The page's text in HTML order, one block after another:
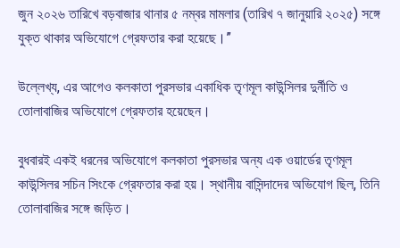
জুন ২০২৬ তারিখে বড়বাজার থানার ৫ নম্বর মামলার (তারিখ ৭ জানুয়ারি ২০২৫) সঙ্গে
যুক্ত থাকার অভিযোগে গ্রেফতার করা হয়েছে।”
উল্লেখ্য, এর আগেও কলকাতা পুরসভার একাধিক তৃণমূল কাউন্সিলর দুর্নীতি ও
তোলাবাজির অভিযোগে গ্রেফতার হয়েছেন।
বুধবারই একই ধরনের অভিযোগে কলকাতা পুরসভার অন্য এক ওয়ার্ডের তৃণমূল
কাউন্সিলর সচিন সিংকে গ্রেফতার করা হয়। স্থানীয় বাসিন্দাদের অভিযোগ ছিল, তিনি
তোলাবাজির সঙ্গে জড়িত।